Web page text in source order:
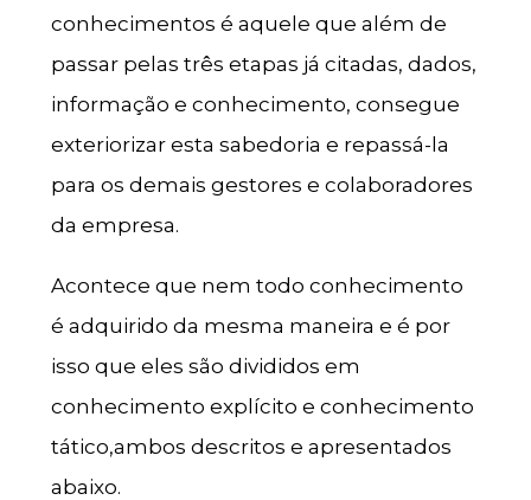
conhecimentos é aquele que além de
passar pelas três etapas já citadas, dados,
informação e conhecimento, consegue
exteriorizar esta sabedoria e repassá-la
para os demais gestores e colaboradores
da empresa.
Acontece que nem todo conhecimento
é adquirido da mesma maneira e é por
isso que eles são divididos em
conhecimento explícito e conhecimento
tático,ambos descritos e apresentados
abaixo.